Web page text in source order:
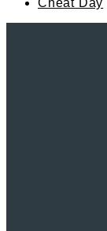
Cheat Day